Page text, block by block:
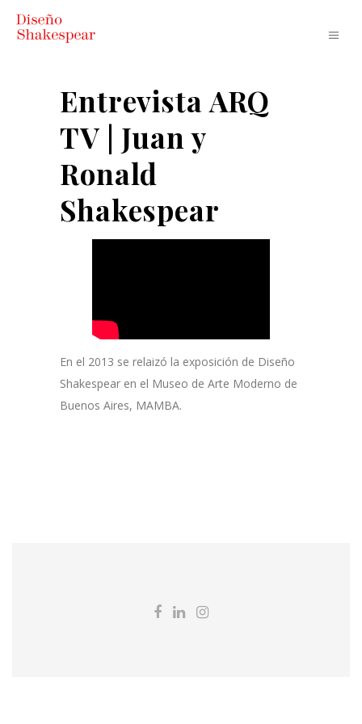
Entrevista ARQ
TV | Juan y
Ronald
Shakespear
En el 2013 se relaizó la exposición de Diseño
Shakespear en el Museo de Arte Moderno de
Buenos Aires, MAMBA.